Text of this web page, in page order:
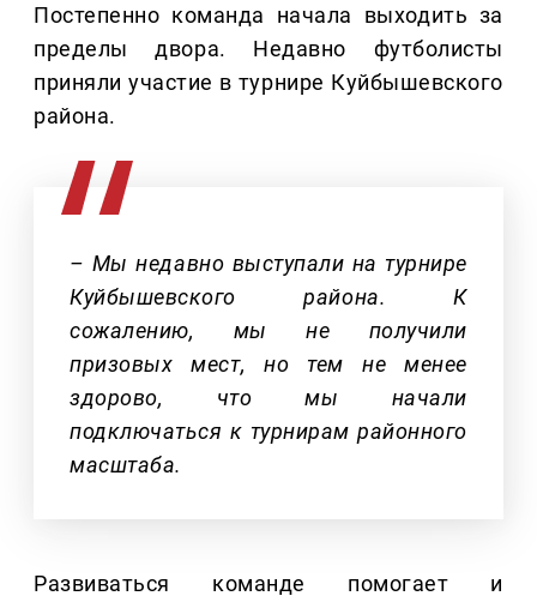
Постепенно команда начала выходить за
пределы двора. Недавно футболисты
приняли участие в турнире Куйбышевского
района.
– Мы недавно выступали на турнире
Куйбышевского района. К
сожалению, мы не получили
призовых мест, но тем не менее
здорово, что мы начали
подключаться к турнирам районного
масштаба.
Развиваться команде помогает и